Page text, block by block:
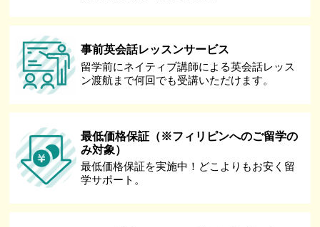
事前英会話レッスンサービス
留学前にネイティブ講師による英会話レッス
ン渡航まで何回でも受講いただけます。
最低価格保証（※フィリピンへのご留学の
み対象）
最低価格保証を実施中！どこよりもお安く留
学サポート。